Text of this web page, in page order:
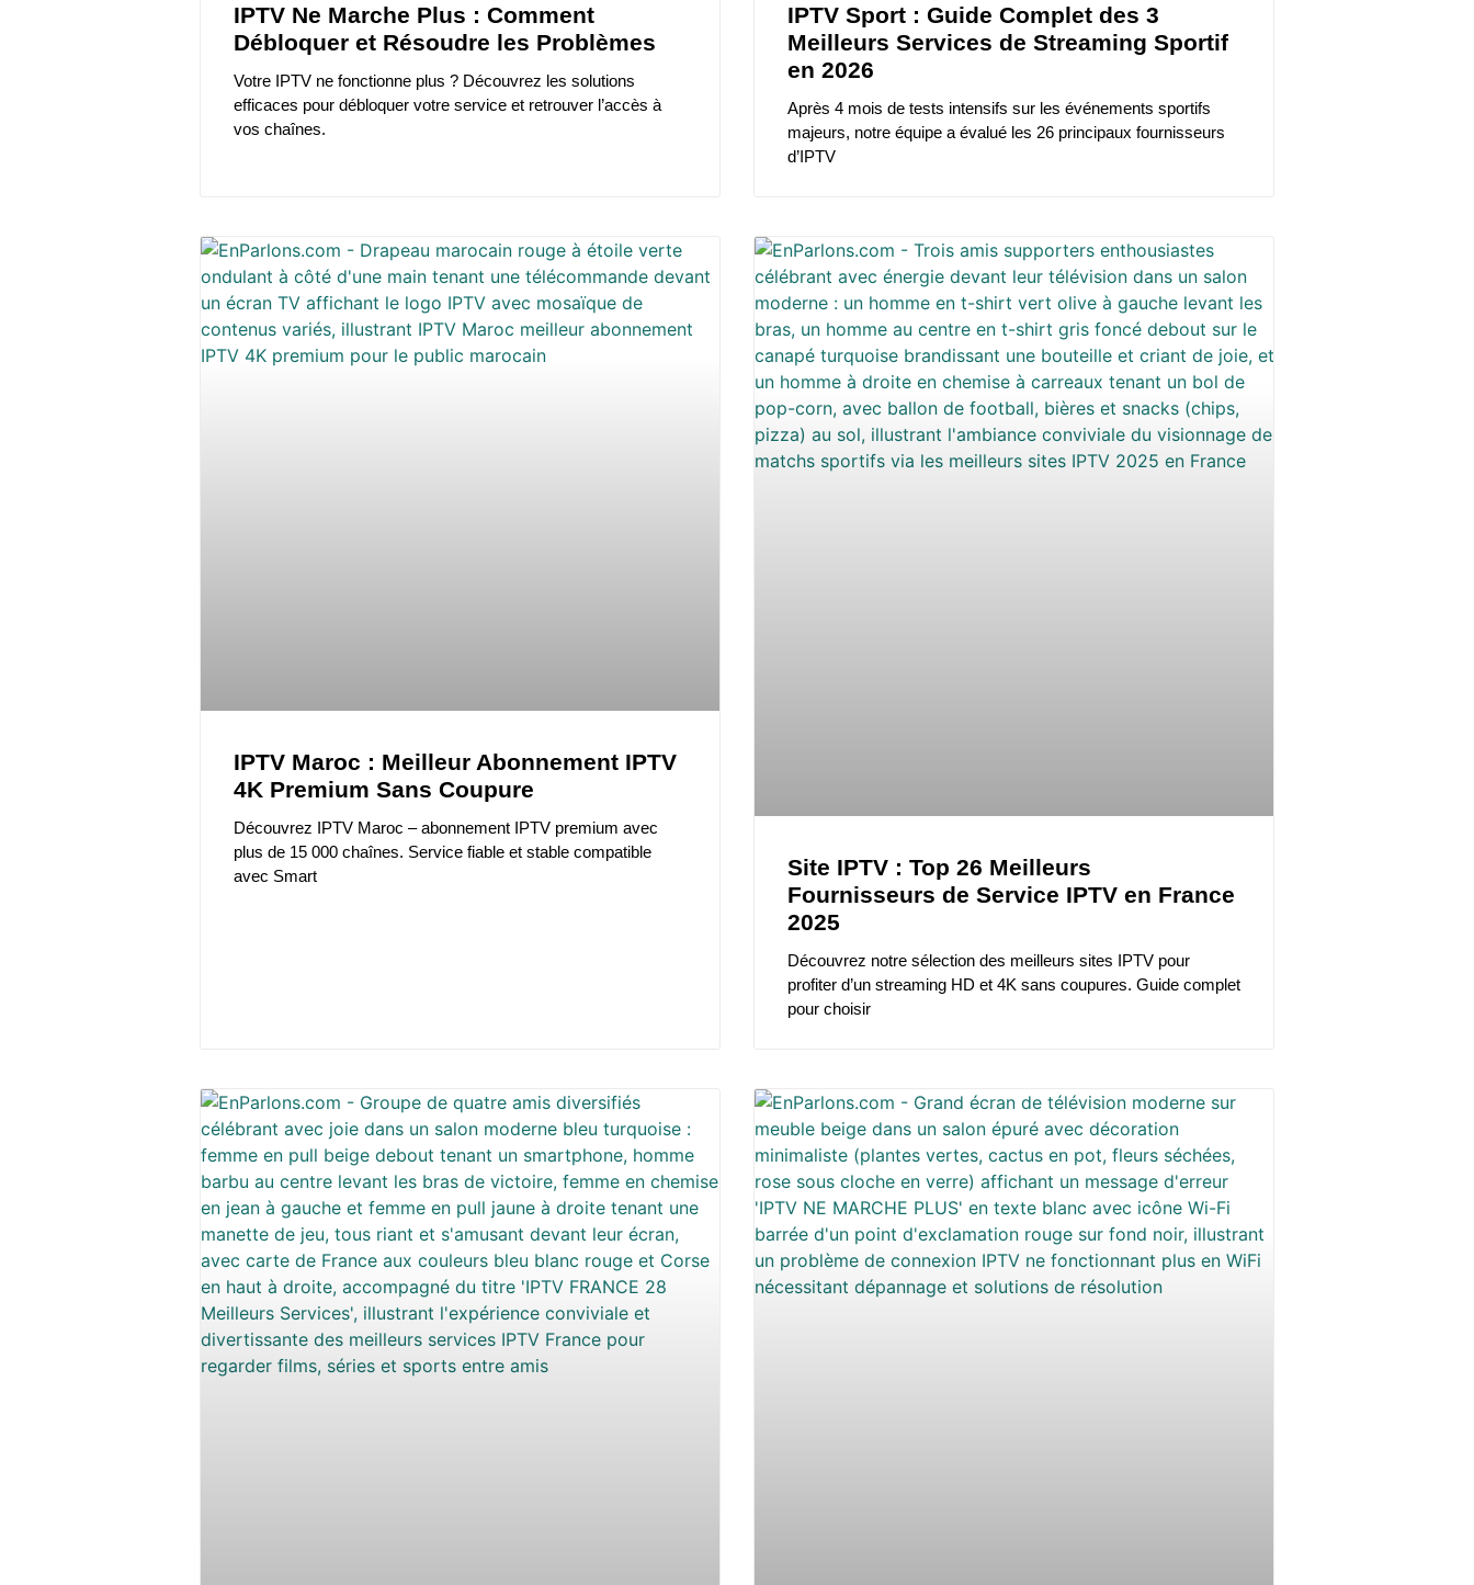
IPTV Ne Marche Plus : Comment
Débloquer et Résoudre les Problèmes
Votre IPTV ne fonctionne plus ? Découvrez les solutions
efficaces pour débloquer votre service et retrouver l’accès à
vos chaînes.
IPTV Sport : Guide Complet des 3
Meilleurs Services de Streaming Sportif
en 2026
Après 4 mois de tests intensifs sur les événements sportifs
majeurs, notre équipe a évalué les 26 principaux fournisseurs
d’IPTV
IPTV Maroc : Meilleur Abonnement IPTV
4K Premium Sans Coupure
Découvrez IPTV Maroc – abonnement IPTV premium avec
plus de 15 000 chaînes. Service fiable et stable compatible
avec Smart
Site IPTV : Top 26 Meilleurs
Fournisseurs de Service IPTV en France
2025
Découvrez notre sélection des meilleurs sites IPTV pour
profiter d’un streaming HD et 4K sans coupures. Guide complet
pour choisir